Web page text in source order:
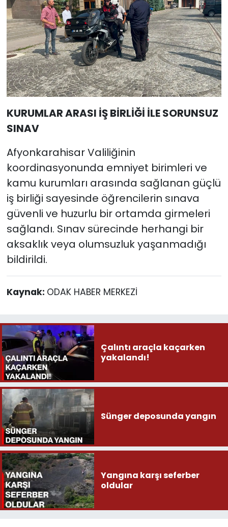
KURUMLAR ARASI İŞ BİRLİĞİ İLE SORUNSUZ
SINAV
Afyonkarahisar Valiliğinin
koordinasyonunda emniyet birimleri ve
kamu kurumları arasında sağlanan güçlü
iş birliği sayesinde öğrencilerin sınava
güvenli ve huzurlu bir ortamda girmeleri
sağlandı. Sınav sürecinde herhangi bir
aksaklık veya olumsuzluk yaşanmadığı
bildirildi.
Kaynak: ODAK HABER MERKEZİ
Çalıntı araçla kaçarken
yakalandı!
Sünger deposunda yangın
Yangına karşı seferber
oldular